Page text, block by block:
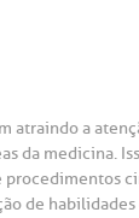
e exames
BP
atraindo a
da medicina.
procedimentos
de